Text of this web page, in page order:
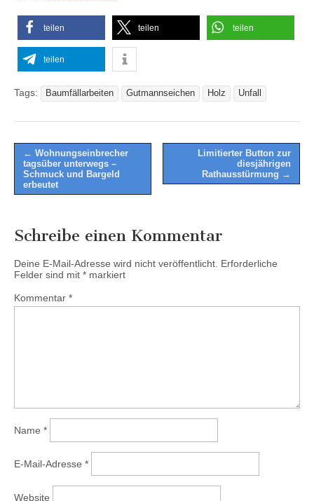
teilen teilen teilen
teilen
Tags: Baumfällarbeiten Gutmannseichen Holz Unfall
Post
navigation
← Wohnungseinbrecher
tagsüber unterwegs –
Schmuck und Bargeld
erbeutet
Limitierter Button zur
diesjährigen
Rathausstürmung →
Schreibe einen Kommentar
Deine E-Mail-Adresse wird nicht veröffentlicht. Erforderliche
Felder sind mit * markiert
Kommentar *
Name *
E-Mail-Adresse *
Website